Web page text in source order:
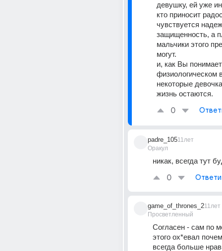
девушку, ей уже
кто приносит
чувствуется
защищенность, а
мальчики этого
могут.
и, как Вы
физиологическом
некоторые
жизнь остаются.
0
padre_105
Оракул
11лет
никак, всегда тут
0
game_of_thrones_2
Просветленный
11лет
Согласен - сам по
этого ох*евал
всегда больше